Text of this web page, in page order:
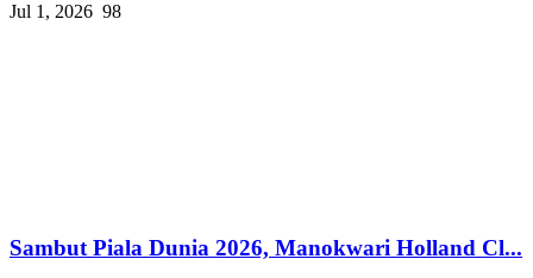
Jul 1, 2026 98
Sambut Piala Dunia 2026, Manokwari Holland Cl...